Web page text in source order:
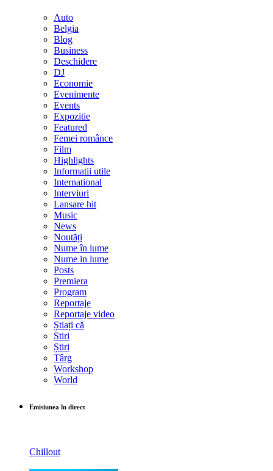
Auto
Belgia
Blog
Business
Deschidere
DJ
Economie
Evenimente
Events
Expozitie
Featured
Femei românce
Film
Highlights
Informatii utile
International
Interviuri
Lansare hit
Music
News
Noutăți
Nume în lume
Nume in lume
Posts
Premiera
Program
Reportaje
Reportaje video
Știați că
Stiri
Știri
Târg
Workshop
World
Emisiunea în direct
Chillout